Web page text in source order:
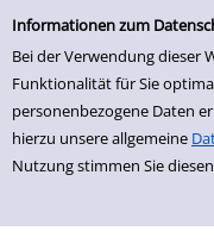
Informationen zum
Bei der Verwendung dieser
Funktionalität für Sie
personenbezogene Daten
hierzu unsere allgemeine
Nutzung stimmen Sie
zur Navigation springen
zum Inhalt springen
Zur Detailanzeige springen